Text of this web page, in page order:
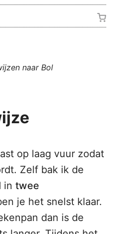
naar Bol
op laag vuur zodat
Zelf bak ik de
intwee
je het snelst klaar.
dan is de